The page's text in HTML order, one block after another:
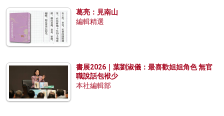
葛亮：見南山
編輯精選
書展2026｜葉劉淑儀：最喜歡姐姐角色 無官
職說話包袱少
本社編輯部